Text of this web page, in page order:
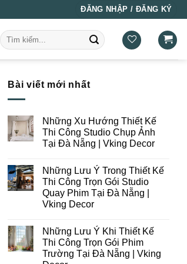
ĐĂNG NHẬP / ĐĂNG KÝ
Tìm
kiếm:
Bài viết mới nhất
Những Xu Hướng Thiết Kế
Thi Công Studio Chụp Ảnh
Tại Đà Nẵng | Vking Decor
bình
luận
ở
Những
Xu
Hướng
Thi
Công
Studio
Chụp
Ảnh
Những Lưu Ý Trong Thiết Kế
Thi Công Trọn Gói Studio
Quay Phim Tại Đà Nẵng |
Vking Decor
bình
luận
ở
Những
Lưu
Những Lưu Ý Khi Thiết Kế
Thi Công Trọn Gói Phim
Trường Tại Đà Nẵng | Vking